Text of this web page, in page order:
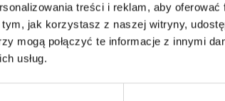
treści i reklam, aby oferować
jak korzystasz z naszej witryny,
mogą połączyć te informacje z innymi
usług.